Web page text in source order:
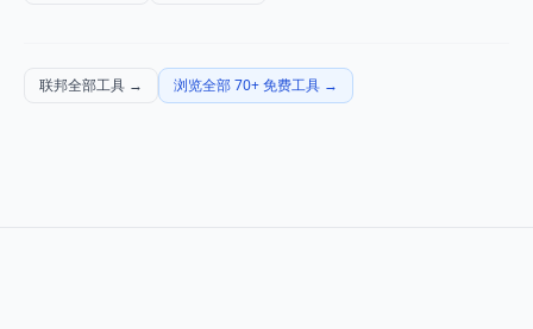
联邦全部工具 → 浏览全部 70+ 免费工具 →